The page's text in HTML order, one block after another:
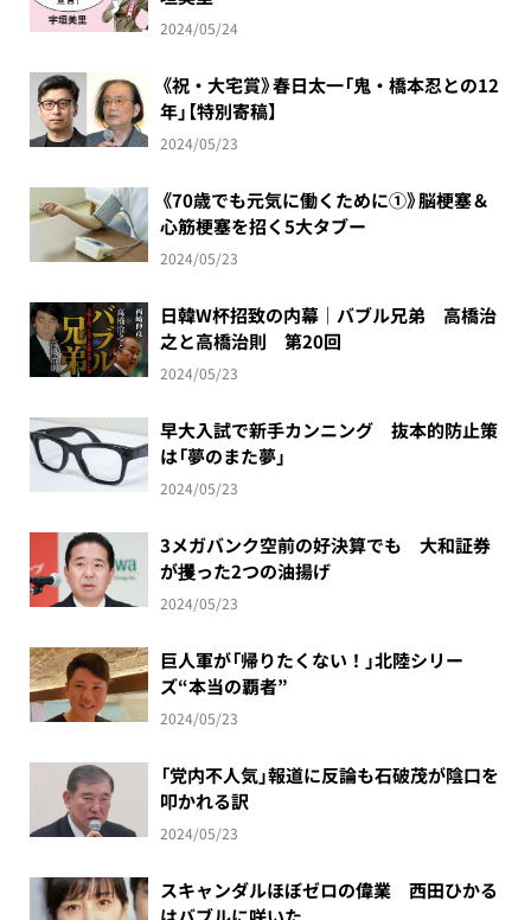
2024/05/24
《祝・大宅賞》春日太一「鬼・橋本忍との12
年」【特別寄稿】
2024/05/23
《70歳でも元気に働くために①》脳梗塞＆
心筋梗塞を招く5大タブー
2024/05/23
日韓W杯招致の内幕｜バブル兄弟 高橋治
之と高橋治則 第20回
2024/05/23
早大入試で新手カンニング 抜本的防止策
は「夢のまた夢」
2024/05/23
3メガバンク空前の好決算でも 大和証券
が攫った2つの油揚げ
2024/05/23
巨人軍が「帰りたくない！」北陸シリー
ズ“本当の覇者”
2024/05/23
「党内不人気」報道に反論も石破茂が陰口を
叩かれる訳
2024/05/23
スキャンダルほぼゼロの偉業 西田ひかる